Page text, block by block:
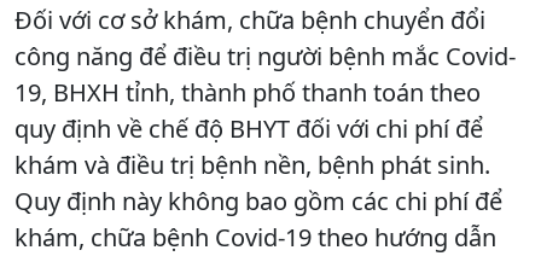
Đối với cơ sở khám, chữa bệnh chuyển đổi
công năng để điều trị người bệnh mắc Covid-
19, BHXH tỉnh, thành phố thanh toán theo
quy định về chế độ BHYT đối với chi phí để
khám và điều trị bệnh nền, bệnh phát sinh.
Quy định này không bao gồm các chi phí để
khám, chữa bệnh Covid-19 theo hướng dẫn